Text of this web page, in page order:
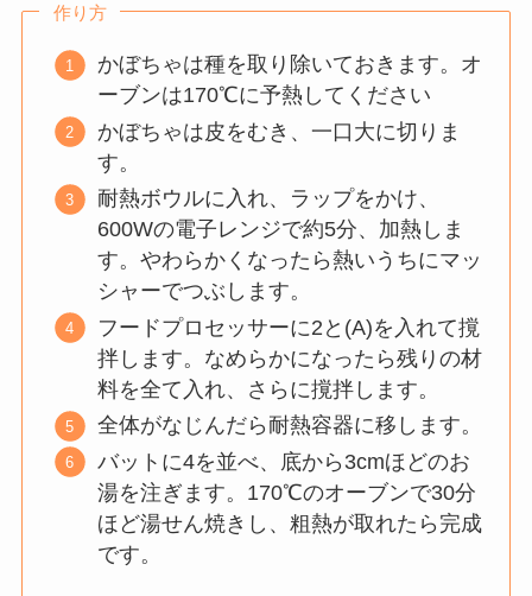
作り方
かぼちゃは種を取り除いておきます。オ
ーブンは170℃に予熱してください
かぼちゃは皮をむき、一口大に切りま
す。
耐熱ボウルに入れ、ラップをかけ、
600Wの電子レンジで約5分、加熱しま
す。やわらかくなったら熱いうちにマッ
シャーでつぶします。
フードプロセッサーに2と(A)を入れて撹
拌します。なめらかになったら残りの材
料を全て入れ、さらに撹拌します。
全体がなじんだら耐熱容器に移します。
バットに4を並べ、底から3cmほどのお
湯を注ぎます。170℃のオーブンで30分
ほど湯せん焼きし、粗熱が取れたら完成
です。